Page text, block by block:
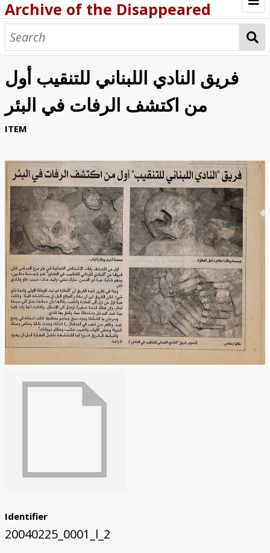
Archive of the Disappeared
Browse Items
Browse Collections
About
Archive methodology
Home
فريق النادي اللبناني للتنقيب أول
من اكتشف الرفات في البئر
ITEM
Identifier
20040225_0001_l_2